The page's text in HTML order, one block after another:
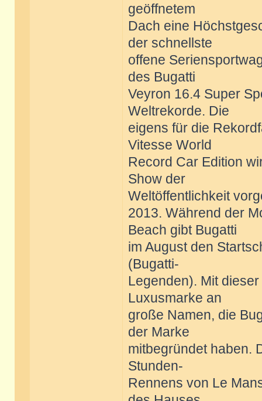
geöffnetem
Dach eine
der schnellste
offene
des Bugatti
Veyron 16.4 Super
Weltrekorde. Die
eigens für die
Vitesse World
Record Car Edition
Show der
Weltöffentlichkeit
2013. Während der
Beach gibt Bugatti
im August den
(Bugatti-
Legenden). Mit
Luxusmarke an
große Namen, die
der Marke
mitbegründet haben.
Stunden-
Rennens von Le